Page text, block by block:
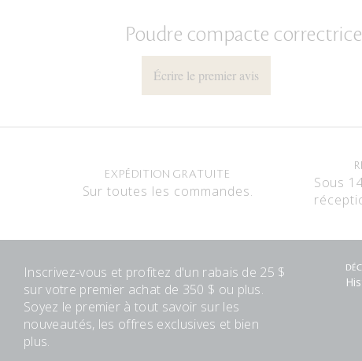
Poudre compacte correctrice
Écrire le premier avis
EXPÉDITION GRATUITE
Sur toutes les commandes.
Sous
Inscrivez-vous et profitez d'un rabais de 25 $
sur votre premier achat de 350 $ ou plus.
Soyez le premier à tout savoir sur les
nouveautés, les offres exclusives et bien
plus.